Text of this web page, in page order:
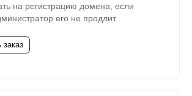
на регистрацию домена, если
его не продлит.